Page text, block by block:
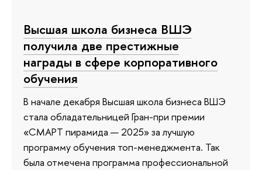
Высшая школа бизнеса ВШЭ
получила две престижные
награды в сфере корпоративного
обучения
В начале декабря Высшая школа бизнеса ВШЭ
стала обладательницей Гран-при премии
«СМАРТ пирамида — 2025» за лучшую
программу обучения топ-менеджмента. Так
была отмечена программа профессиональной